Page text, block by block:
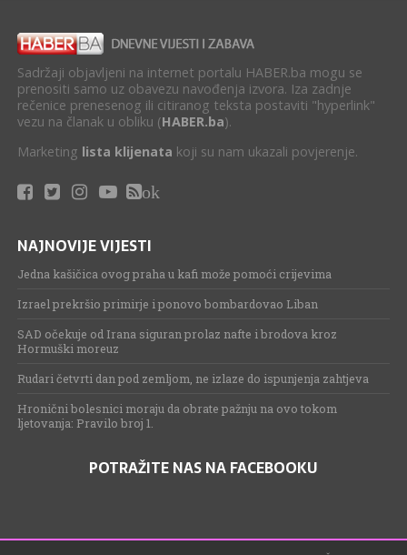
Sadržaji objavljeni na internet portalu HABER.ba mogu se
prenositi samo uz obavezu navođenja izvora. Iza zadnje
rečenice prenesenog ili citiranog teksta postaviti "hyperlink"
vezu na članak u obliku (HABER.ba).
Marketing lista klijenata koji su nam ukazali povjerenje.
ok
NAJNOVIJE VIJESTI
Jedna kašičica ovog praha u kafi može pomoći crijevima
Izrael prekršio primirje i ponovo bombardovao Liban
SAD očekuje od Irana siguran prolaz nafte i brodova kroz
Hormuški moreuz
Rudari četvrti dan pod zemljom, ne izlaze do ispunjenja zahtjeva
Hronični bolesnici moraju da obrate pažnju na ovo tokom
ljetovanja: Pravilo broj 1.
POTRAŽITE NAS NA FACEBOOKU